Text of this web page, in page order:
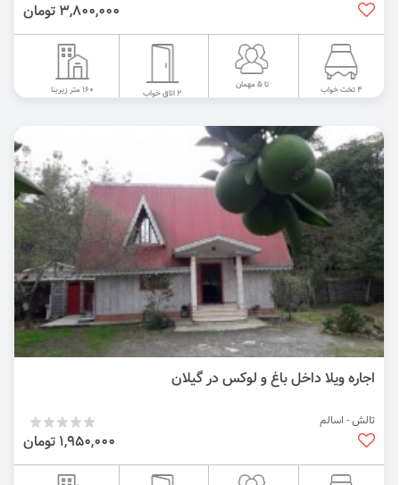
3,800,000 تومان
4 تخت خواب تا 5 مهمان
2 اتاق خواب 160 متر زیربنا
اجاره ویلا داخل باغ و لوکس در گیلان
تالش - اسالم
1,950,000 تومان